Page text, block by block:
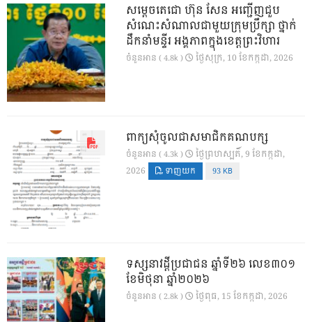
សម្តេចតេជោ ហ៊ុន សែន អញ្ជើញជួប
សំណេះសំណាលជាមួយក្រុមប្រឹក្សា ថ្នាក់
ដឹកនាំមន្ទីរ អង្គភាពក្នុងខេត្តព្រះវិហារ
ចំនួនអាន ( 4.8k ) ថ្ងៃ​សុក្រ, 10 ខែ​កក្កដា, 2026
ពាក្យសុំចូលជាសមាជិកគណបក្ស
ចំនួនអាន ( 4.3k )
ថ្ងៃ​ព្រហស្បតិ៍, 9 ខែ​កក្កដា,
2026
ទាញយក 93 KB
ទស្សនាវដ្ដីប្រជាជន ឆ្នាំទី២៦ លេខ៣០១
ខែមិថុនា ឆ្នាំ២០២៦
ចំនួនអាន ( 2.8k ) ថ្ងៃ​ពុធ, 15 ខែ​កក្កដា, 2026